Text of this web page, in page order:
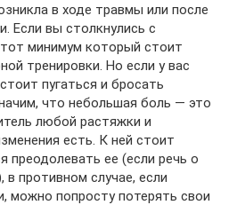
в ходе травмы или после
Если вы столкнулись с
минимум который стоит
тренировки. Но если у вас
пугаться и бросать
что небольшая боль — это
любой растяжки и
есть. К ней стоит
преодолевать ее (если речь о
в противном случае, если
можно попросту потерять свои